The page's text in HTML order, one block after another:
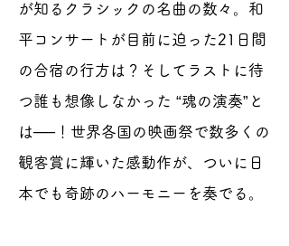
が知るクラシックの名曲の数々。和
平コンサートが目前に迫った21日間
の合宿の行方は？そしてラストに待
つ誰も想像しなかった “魂の演奏”と
は──！世界各国の映画祭で数多くの
観客賞に輝いた感動作が、ついに日
本でも奇跡のハーモニーを奏でる。